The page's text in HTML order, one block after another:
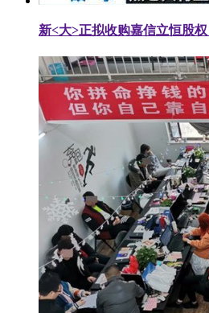
新<大>正拟收购嘉信立恒股